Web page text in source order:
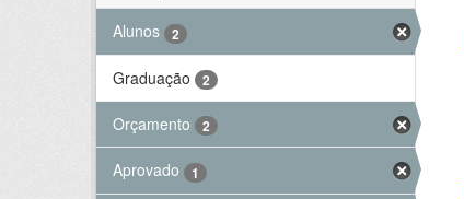
Alunos
2
Graduação 2
Orçamento 2
Aprovado 1